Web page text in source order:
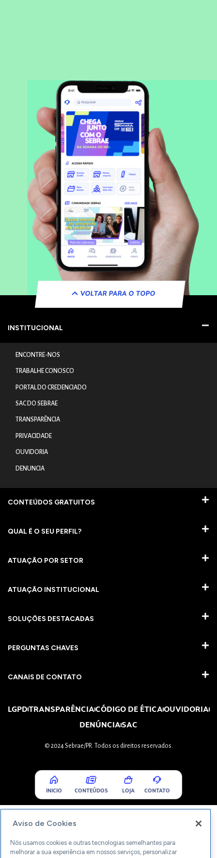
VOLTAR PARA O TOPO
INSTITUCIONAL
ENCONTRE-NOS
TRABALHE CONOSCO
PORTAL DO CREDENCIADO
SAC DO SEBRAE
TRANSPARÊNCIA
PRIVACIDADE
OUVIDORIA
DENUNCIA
CONTEÚDOS GRATUITOS
QUAL É O SEU PERFIL?
ATUAÇÃO POR SETOR
ATUAÇÃO INSTITUCIONAL
SOLUÇÕES DESTACADAS
PERGUNTAS CHAVES​
CANAIS DE CONTATO
LGPDTRANSPARÊNCIACÓDIGO DE ÉTICAOUVIDORIA
DENÚNCIASAC
© 2024 Sebrae/PR. Todos os direitos reservados.
INICIO CONTEÚDOS LOJA CONTATO
Aviso de Cookies
Nós usamos cookies e outras tecnologias semelhantes para
melhorar a sua experiência em nossos serviços, personalizar